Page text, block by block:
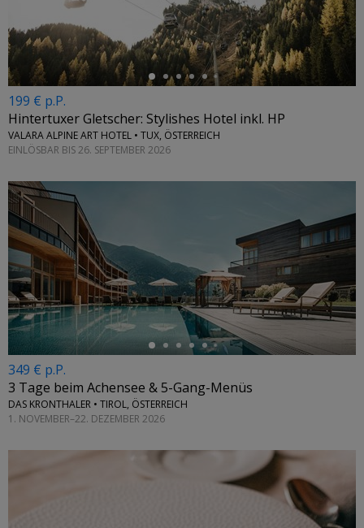
199 € p.P.
Hintertuxer Gletscher: Stylishes Hotel inkl. HP
VALARA ALPINE ART HOTEL • TUX, ÖSTERREICH
EINLÖSBAR BIS 26. SEPTEMBER 2026
←
349 € p.P.
3 Tage beim Achensee & 5-Gang-Menüs
DAS KRONTHALER • TIROL, ÖSTERREICH
1. NOVEMBER–22. DEZEMBER 2026